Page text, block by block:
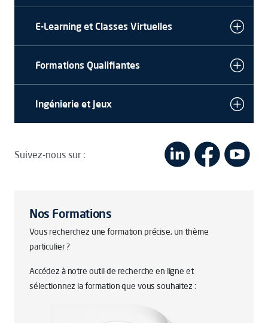
E-Learning et Classes Virtuelles
Formations Qualifiantes
Ingénierie et Jeux
Suivez-nous sur :
Nos Formations
Vous recherchez une formation précise, un thème
particulier ?
Accédez à notre outil de recherche en ligne et
sélectionnez la formation que vous souhaitez :